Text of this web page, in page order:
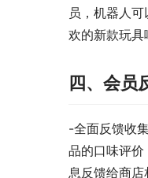
员，机器人
欢的新款玩具
四、会员
-全面反馈收
品的口味评
息反馈给商店